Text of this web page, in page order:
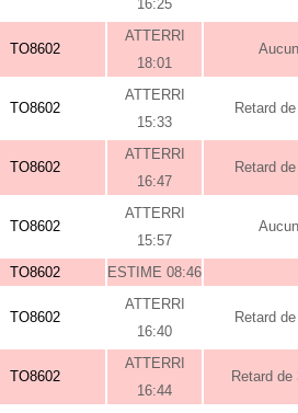
16:25
TO8602
ATTERRI
18:01
TO8602
ATTERRI
15:33
Retard
TO8602
ATTERRI
16:47
Retard
TO8602
ATTERRI
15:57
TO8602 ESTIME 08:46
TO8602
ATTERRI
16:40
Retard
TO8602
ATTERRI
16:44
Retard de